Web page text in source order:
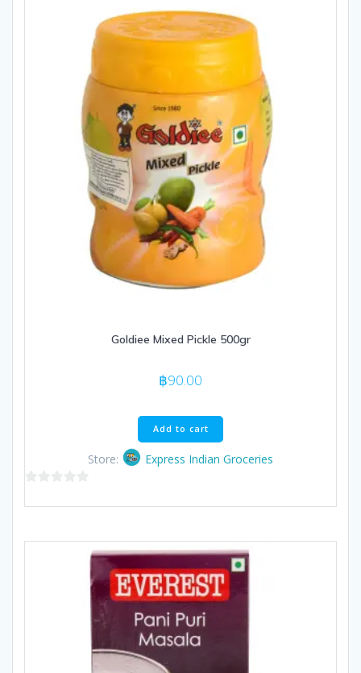
Goldiee Mixed Pickle 500gr
฿90.00
Add to cart
Store: Express Indian Groceries